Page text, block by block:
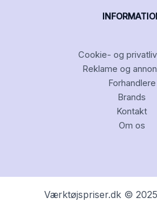
Cookie- og
Reklame og
Forhandlere
Brands
Kontakt
Om os
Værktøjspriser.dk ©